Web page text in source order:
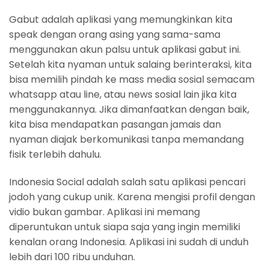
Gabut adalah aplikasi yang memungkinkan kita
speak dengan orang asing yang sama-sama
menggunakan akun palsu untuk aplikasi gabut ini.
Setelah kita nyaman untuk salaing berinteraksi, kita
bisa memilih pindah ke mass media sosial semacam
whatsapp atau line, atau news sosial lain jika kita
menggunakannya. Jika dimanfaatkan dengan baik,
kita bisa mendapatkan pasangan jamais dan
nyaman diajak berkomunikasi tanpa memandang
fisik terlebih dahulu.
Indonesia Social adalah salah satu aplikasi pencari
jodoh yang cukup unik. Karena mengisi profil dengan
vidio bukan gambar. Aplikasi ini memang
diperuntukan untuk siapa saja yang ingin memiliki
kenalan orang Indonesia. Aplikasi ini sudah di unduh
lebih dari 100 ribu unduhan.